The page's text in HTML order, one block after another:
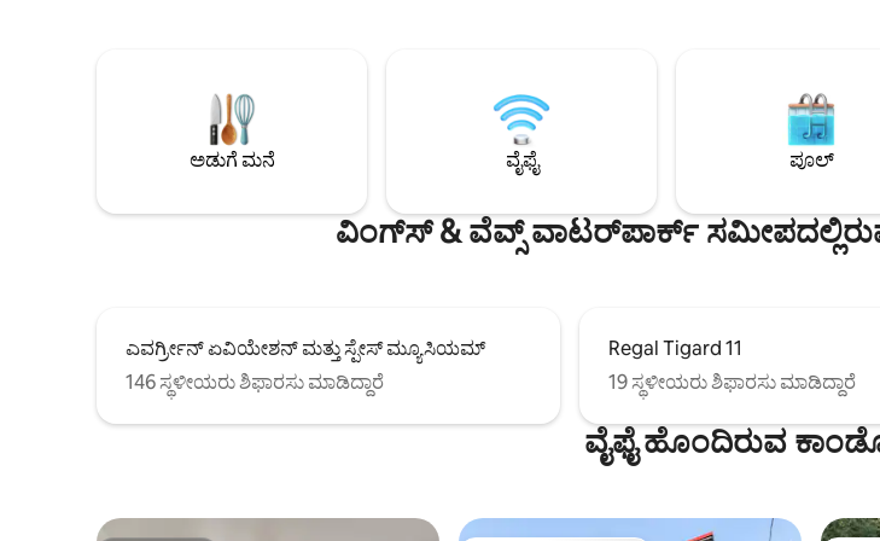
ಲಭ್ಯವಿವೆ: ಖಾಸಗಿ ಬಾಣಸಿಗ, ಸೊಮೆಲಿಯರ್ ವೈನ್
ಟೇಸ್ಟಿಂಗ್ ಮತ್ತು ಕನ್ಸೀರ್ಜ್ ಸೇವೆಗಳು. ನ್ಯೂಬರ್ಗ್‌ಗೆ 5
ನಿಮಿಷಗಳು · ಪೋರ್ಟ್‌ಲ್ಯಾಂಡ್‌ಗೆ 30 ನಿಮಿಷಗಳು ·
PDX ಗೆ 40 ನಿಮಿಷಗಳು.
ಉತ್ತಮ ಸ್ಥಳ. ಇದು ಕಿಂಗ್ ಸೈಜ್ ಬೆಡ್, ಗ್ಯಾಸ್
ಫೈರ್‌ಪ್ಲೇಸ್, ದೊಡ್ಡ ಸ್ಥಳ, ಪೂರ್ಣ ಮಂಚ, ಎತ್ತರದ
ಛಾವಣಿಗಳು ಮತ್ತು ವೇಗದ ಇಂಟರ್ನೆಟ್ ಅನ್ನು
ನೀಡುತ್ತದೆ. ಯಾವುದೇ ಸಂಪರ್ಕ ಸ್ವಯಂ-ಚೆಕ್ ಇನ್
ಮತ್ತು ಇನ್ನೂ
ಅಡುಗೆ ಮನೆ ವೈಫೈ ಪೂಲ್
ವಿಂಗ್‌ಸ್ & ವೆವ್ಸ್ ವಾಟರ್‌ಪಾರ್ಕ್ ಸಮೀಪದಲ್ಲಿರುವ
ಎವರ್ಗ್ರೀನ್ ಏವಿಯೇಶನ್ ಮತ್ತು ಸ್ಪೇಸ್ ಮ್ಯೂಸಿಯಮ್
146 ಸ್ಥಳೀಯರು ಶಿಫಾರಸು ಮಾಡಿದ್ದಾರೆ
Regal Tigard 11
19 ಸ್ಥಳೀಯರು ಶಿಫಾರಸು ಮಾಡಿದ್ದಾರೆ
ವೈಫೈ ಹೊಂದಿರುವ